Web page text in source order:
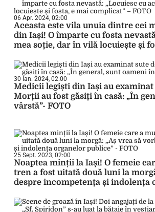
06 Apr. 2024, 02:00
Aceasta este vila unuia dintre cei
din Iași! O împarte cu fosta
mea soție, dar în vilă locuiește și
30 Ian. 2024, 02:00
Medicii legiști din Iași au examinat
Morții au fost găsiți în casă: „În
vârstă”- FOTO
25 Sept. 2023, 02:00
Noaptea minții la Iași! O femeie
tren a fost uitată două luni la
despre incompetența și indolența